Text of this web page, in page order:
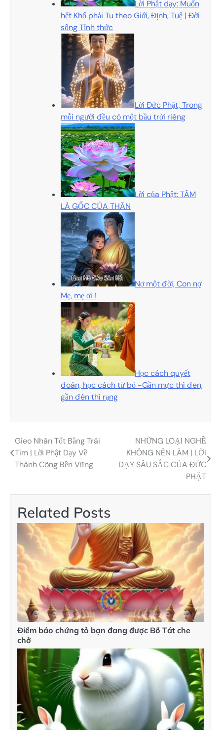
Lời Phật dạy: Muốn
hết Khổ phải Tu theo Giới, Định, Tuệ | Đời
sống Tỉnh thức
Lời Đức Phật, Trong
mỗi người đều có một bầu trời riêng
Lời của Phật: TÂM
LÀ GỐC CỦA THÂN
Nợ một đời, Con nợ
Mẹ, mẹ ơi !
Học cách quyết
đoán, học cách từ bỏ -Gần mực thì đen,
gần đèn thì rạng
Điều
hướng
viết
Gieo Nhân Tốt Bằng Trái
Tim | Lời Phật Dạy Về
Thành Công Bền Vững
NHỮNG LOẠI NGHỀ
KHÔNG NÊN LÀM | LỜI
DẠY SÂU SẮC CỦA ĐỨC
PHẬT
Related Posts
Điềm báo chứng tỏ bạn đang được Bồ Tát che
chở